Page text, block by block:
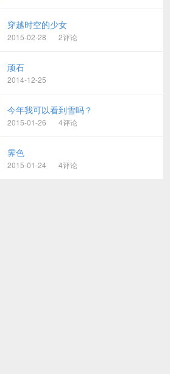
穿越时空的少女
2015-02-28 2评论
顽石
2014-12-25
今年我可以看到雪吗？
2015-01-26 4评论
霁色
2015-01-24 4评论